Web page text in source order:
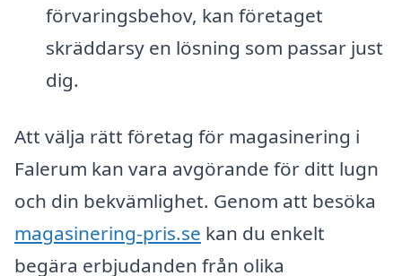
förvaringsbehov, kan företaget
skräddarsy en lösning som passar just
dig.
Att välja rätt företag för magasinering i
Falerum kan vara avgörande för ditt lugn
och din bekvämlighet. Genom att besöka
magasinering-pris.se kan du enkelt
begära erbjudanden från olika